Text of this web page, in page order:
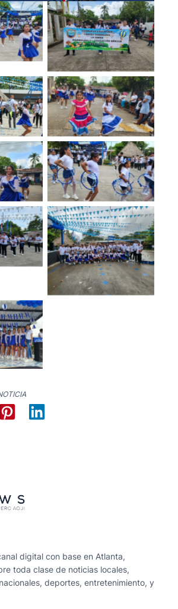
No Caption
No Caption
No Caption
No Caption
digital con base en Atlanta,
toda clase de noticias locales,
deportes, entretenimiento, y